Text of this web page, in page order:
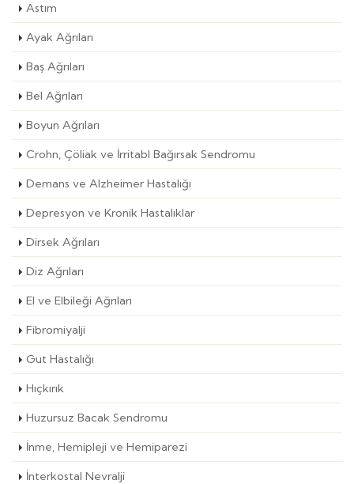
Astım
Ayak Ağrıları
Baş Ağrıları
Bel Ağrıları
Boyun Ağrıları
Crohn, Çöliak ve İrritabl Bağırsak Sendromu
Demans ve Alzheimer Hastalığı
Depresyon ve Kronik Hastalıklar
Dirsek Ağrıları
Diz Ağrıları
El ve Elbileği Ağrıları
Fibromiyalji
Gut Hastalığı
Hıçkırık
Huzursuz Bacak Sendromu
İnme, Hemipleji ve Hemiparezi
İnterkostal Nevralji